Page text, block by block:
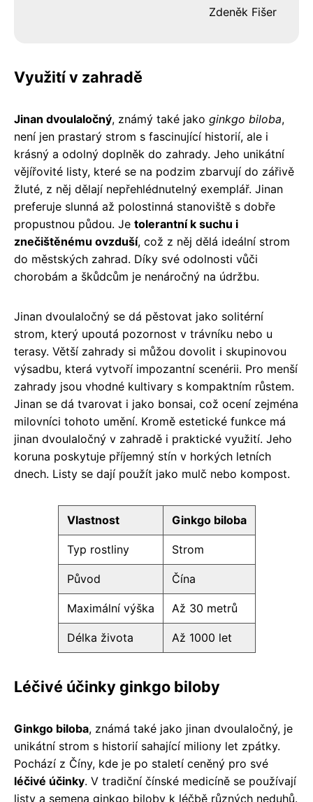
Zdeněk Fišer
Využití v zahradě
Jinan dvoulaločný, známý také jako ginkgo biloba,
není jen prastarý strom s fascinující historií, ale i
krásný a odolný doplněk do zahrady. Jeho unikátní
vějířovité listy, které se na podzim zbarvují do zářivě
žluté, z něj dělají nepřehlédnutelný exemplář. Jinan
preferuje slunná až polostinná stanoviště s dobře
propustnou půdou. Je tolerantní k suchu i
znečištěnému ovzduší, což z něj dělá ideální strom
do městských zahrad. Díky své odolnosti vůči
chorobám a škůdcům je nenáročný na údržbu.
Jinan dvoulaločný se dá pěstovat jako solitérní
strom, který upoutá pozornost v trávníku nebo u
terasy. Větší zahrady si můžou dovolit i skupinovou
výsadbu, která vytvoří impozantní scenérii. Pro menší
zahrady jsou vhodné kultivary s kompaktním růstem.
Jinan se dá tvarovat i jako bonsai, což ocení zejména
milovníci tohoto umění. Kromě estetické funkce má
jinan dvoulaločný v zahradě i praktické využití. Jeho
koruna poskytuje příjemný stín v horkých letních
dnech. Listy se dají použít jako mulč nebo kompost.
Vlastnost Ginkgo biloba
Typ rostliny Strom
Původ Čína
Maximální výška Až 30 metrů
Délka života Až 1000 let
Léčivé účinky ginkgo biloby
Ginkgo biloba, známá také jako jinan dvoulaločný, je
unikátní strom s historií sahající miliony let zpátky.
Pochází z Číny, kde je po staletí ceněný pro své
léčivé účinky. V tradiční čínské medicíně se používají
listy a semena ginkgo biloby k léčbě různých neduhů.